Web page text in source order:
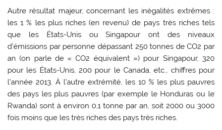
Autre résultat majeur, concernant les inégalités extrêmes :
les 1 % les plus riches (en revenu) de pays très riches tels
que les États-Unis ou Singapour ont des niveaux
d’émissions par personne dépassant 250 tonnes de CO2 par
an (on parle de « CO2 équivalent ») pour Singapour, 320
pour les États-Unis, 200 pour le Canada, etc., chiffres pour
l’année 2013. À l’autre extrémité, les 10 % les plus pauvres
des pays les plus pauvres (par exemple le Honduras ou le
Rwanda) sont à environ 0,1 tonne par an, soit 2000 ou 3000
fois moins que les très riches des pays très riches.